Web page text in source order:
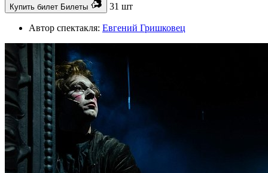
Купить билет Билеты 31 шт
Автор спектакля: Евгений Гришковец